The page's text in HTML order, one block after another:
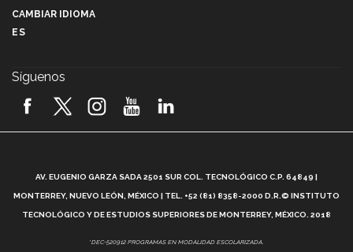
2026! (video)
¿Cómo es el Modelo Educativo Tec? (video)
Vida Tec: Feminismo e Inteligencia Artificial, Paola
CAMBIAR IDIOMA
ES
Síguenos
AV. EUGENIO GARZA SADA 2501 SUR COL. TECNOLÓGICO C.P. 64849 |
MONTERREY, NUEVO LEÓN, MÉXICO | TEL. +52 (81) 8358-2000 D.R.© INSTITUTO
TECNOLÓGICO Y DE ESTUDIOS SUPERIORES DE MONTERREY, MÉXICO. 2018
*DEC-520912 PROGRAMAS EN MODALIDAD ESCOLARIZADA.